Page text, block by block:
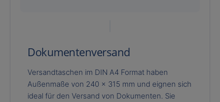
Dokumentenversand
Versandtaschen im DIN A4 Format haben
Außenmaße von 240 x 315 mm und eignen sich
ideal für den Versand von Dokumenten. Sie